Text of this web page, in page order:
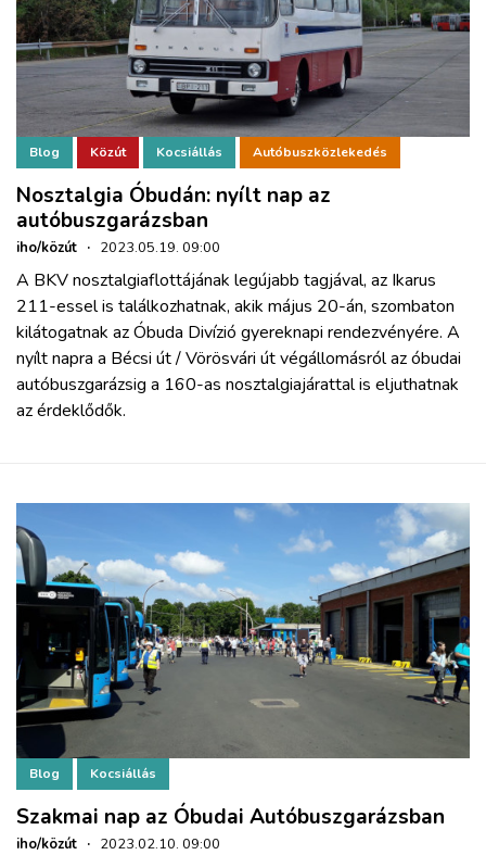
Blog Közút Kocsiállás Autóbuszközlekedés
Nosztalgia Óbudán: nyílt nap az
autóbuszgarázsban
iho/közút · 2023.05.19. 09:00
A BKV nosztalgiaflottájának legújabb tagjával, az Ikarus
211-essel is találkozhatnak, akik május 20-án, szombaton
kilátogatnak az Óbuda Divízió gyereknapi rendezvényére. A
nyílt napra a Bécsi út / Vörösvári út végállomásról az óbudai
autóbuszgarázsig a 160-as nosztalgiajárattal is eljuthatnak
az érdeklődők.
Blog Kocsiállás
Szakmai nap az Óbudai Autóbuszgarázsban
iho/közút · 2023.02.10. 09:00